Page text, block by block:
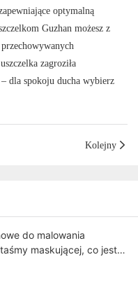
optymalną
Guzhan możesz z
zagroziła
dla spokoju ducha wybierz
Kolejny
do malowania
maskującej, co jest